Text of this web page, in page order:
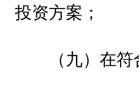
投资方案；
（九）在符合